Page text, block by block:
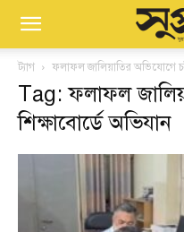
ট্যাগ ফলাফল জালিয়াতির অভিযোগে
Tag: ফলাফল
শিক্ষাবোর্ডে অভিযান